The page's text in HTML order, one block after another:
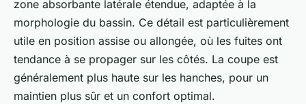
zone absorbante latérale étendue, adaptée à la
morphologie du bassin. Ce détail est particulièrement
utile en position assise ou allongée, où les fuites ont
tendance à se propager sur les côtés. La coupe est
généralement plus haute sur les hanches, pour un
maintien plus sûr et un confort optimal.